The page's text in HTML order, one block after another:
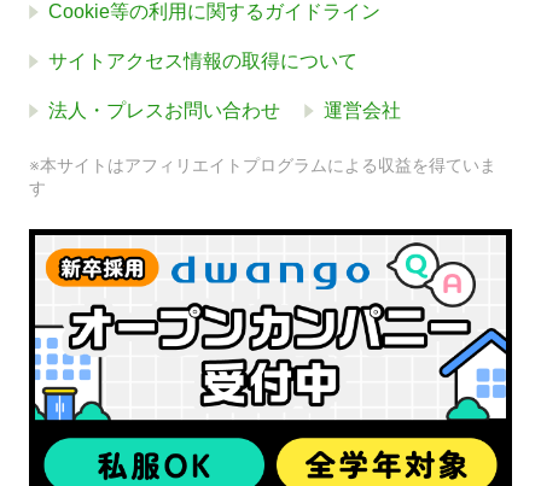
Cookie等の利用に関するガイドライン
サイトアクセス情報の取得について
法人・プレスお問い合わせ 運営会社
※本サイトはアフィリエイトプログラムによる収益を得ていま
す